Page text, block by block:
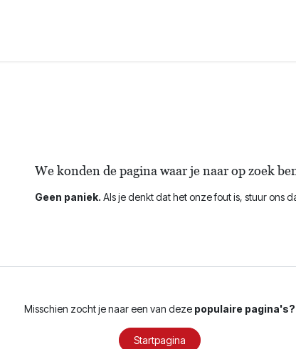
Fout 404
We konden de pagina waar je naar op zoek
Geen paniek. Als je denkt dat het onze fout is, stuur ons
Misschien zocht je naar een van deze populaire pagina's?
Startpagina